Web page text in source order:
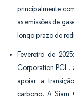
principalmente
as emissões de
longo prazo de
Fevereiro de
Corporation PCL.
apoiar a
carbono. A Siam